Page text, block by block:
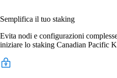
Semplifica il tuo staking
Evita nodi e configurazioni
iniziare lo staking Canadian Pacific